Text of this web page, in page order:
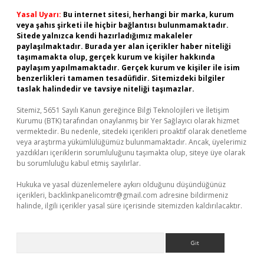
Yasal Uyarı: Bu internet sitesi, herhangi bir marka, kurum
veya şahıs şirketi ile hiçbir bağlantısı bulunmamaktadır.
Sitede yalnızca kendi hazırladığımız makaleler
paylaşılmaktadır. Burada yer alan içerikler haber niteliği
taşımamakta olup, gerçek kurum ve kişiler hakkında
paylaşım yapılmamaktadır. Gerçek kurum ve kişiler ile isim
benzerlikleri tamamen tesadüfidir. Sitemizdeki bilgiler
taslak halindedir ve tavsiye niteliği taşımazlar.
Sitemiz, 5651 Sayılı Kanun gereğince Bilgi Teknolojileri ve İletişim
Kurumu (BTK) tarafından onaylanmış bir Yer Sağlayıcı olarak hizmet
vermektedir. Bu nedenle, sitedeki içerikleri proaktif olarak denetleme
veya araştırma yükümlülüğümüz bulunmamaktadır. Ancak, üyelerimiz
yazdıkları içeriklerin sorumluluğunu taşımakta olup, siteye üye olarak
bu sorumluluğu kabul etmiş sayılırlar.
Hukuka ve yasal düzenlemelere aykırı olduğunu düşündüğünüz
içerikleri, backlinkpanelicomtr@gmail.com adresine bildirmeniz
halinde, ilgili içerikler yasal süre içerisinde sitemizden kaldırılacaktır.